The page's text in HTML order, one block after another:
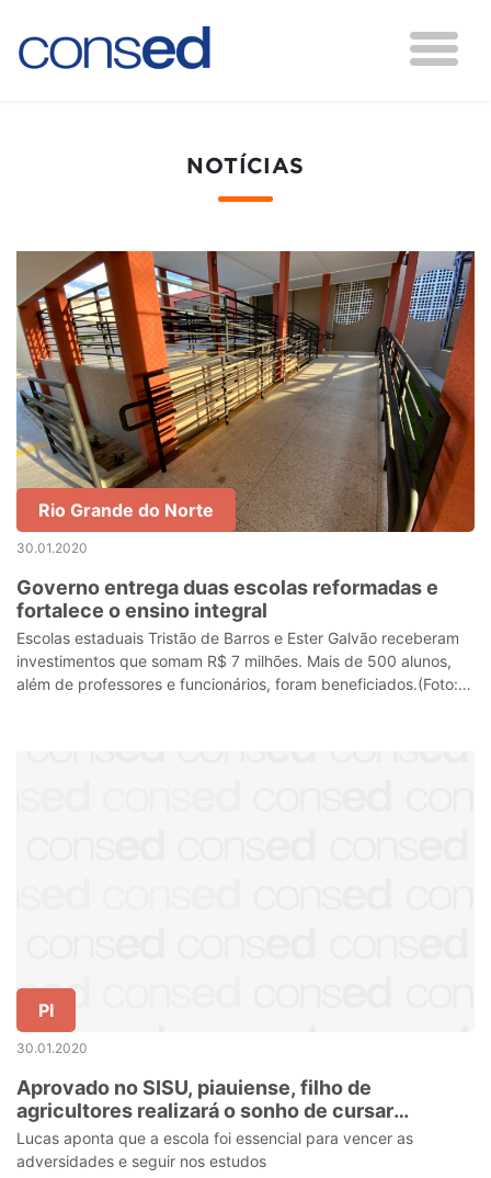
NOTÍCIAS
Rio Grande do Norte
30.01.2020
Governo entrega duas escolas reformadas e
fortalece o ensino integral
Escolas estaduais Tristão de Barros e Ester Galvão receberam
investimentos que somam R$ 7 milhões. Mais de 500 alunos,
além de professores e funcionários, foram beneficiados.(Foto:
PI
30.01.2020
Aprovado no SISU, piauiense, filho de
agricultores realizará o sonho de cursar
medicina
Lucas aponta que a escola foi essencial para vencer as
adversidades e seguir nos estudos